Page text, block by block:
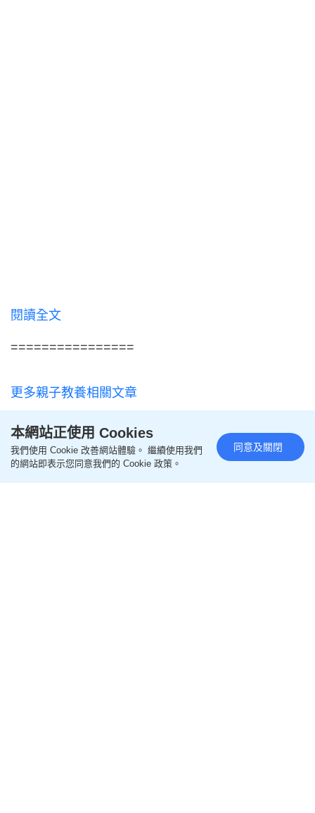
閱讀全文
================
更多親子教養相關文章
即likeOh爸媽FB，緊貼一手親子資訊
本網站正使用 Cookies
我們使用 Cookie 改善網站體驗。 繼續使用我們
的網站即表示您同意我們的 Cookie 政策。
同意及關閉